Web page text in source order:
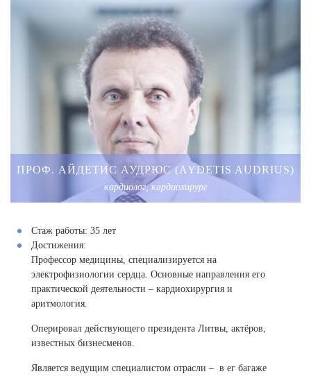
ПРОФ. АЙДЕТИС АУДРЮС (AYDETIS AUDRIUS)
кардиолог, кардиохирург
Стаж работы: 35 лет
Достижения:
Профессор медицины, специализируется на
электрофизиологии сердца. Основные направления его
практической деятельности – кардиохирургия и
аритмология.
Оперировал действующего президента Литвы, актёров,
известных бизнесменов.
Является ведущим специалистом отрасли – в ег багаже